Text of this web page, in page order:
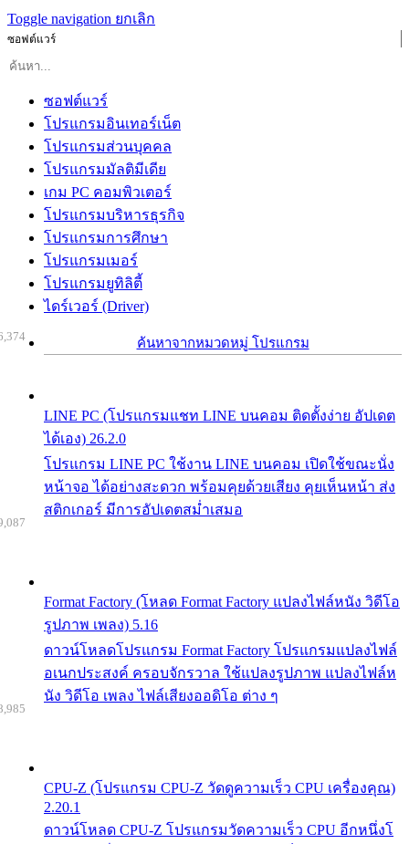
Toggle navigation ยกเลิก
ซอฟต์แวร์
ซอฟต์แวร์
โปรแกรมอินเทอร์เน็ต
โปรแกรมส่วนบุคคล
โปรแกรมมัลติมีเดีย
เกม PC คอมพิวเตอร์
โปรแกรมบริหารธุรกิจ
โปรแกรมการศึกษา
โปรแกรมเมอร์
โปรแกรมยูทิลิตี้
ไดร์เวอร์ (Driver)
ค้นหาจากหมวดหมู่ โปรแกรม
LINE PC (โปรแกรมแชท LINE บนคอม ติดตั้งง่าย อัปเดต
ได้เอง) 26.2.0
โปรแกรม LINE PC ใช้งาน LINE บนคอม เปิดใช้ขณะนั่ง
หน้าจอ ได้อย่างสะดวก พร้อมคุยด้วยเสียง คุยเห็นหน้า ส่ง
สติกเกอร์ มีการอัปเดตสม่ำเสมอ
Format Factory (โหลด Format Factory แปลงไฟล์หนัง วิดีโอ
รูปภาพ เพลง) 5.16
ดาวน์โหลดโปรแกรม Format Factory โปรแกรมแปลงไฟล์
อเนกประสงค์ ครอบจักรวาล ใช้แปลงรูปภาพ แปลงไฟล์ห
นัง วิดีโอ เพลง ไฟล์เสียงออดิโอ ต่าง ๆ
CPU-Z (โปรแกรม CPU-Z วัดดูความเร็ว CPU เครื่องคุณ)
2.20.1
ดาวน์โหลด CPU-Z โปรแกรมวัดความเร็ว CPU อีกหนึ่งโ